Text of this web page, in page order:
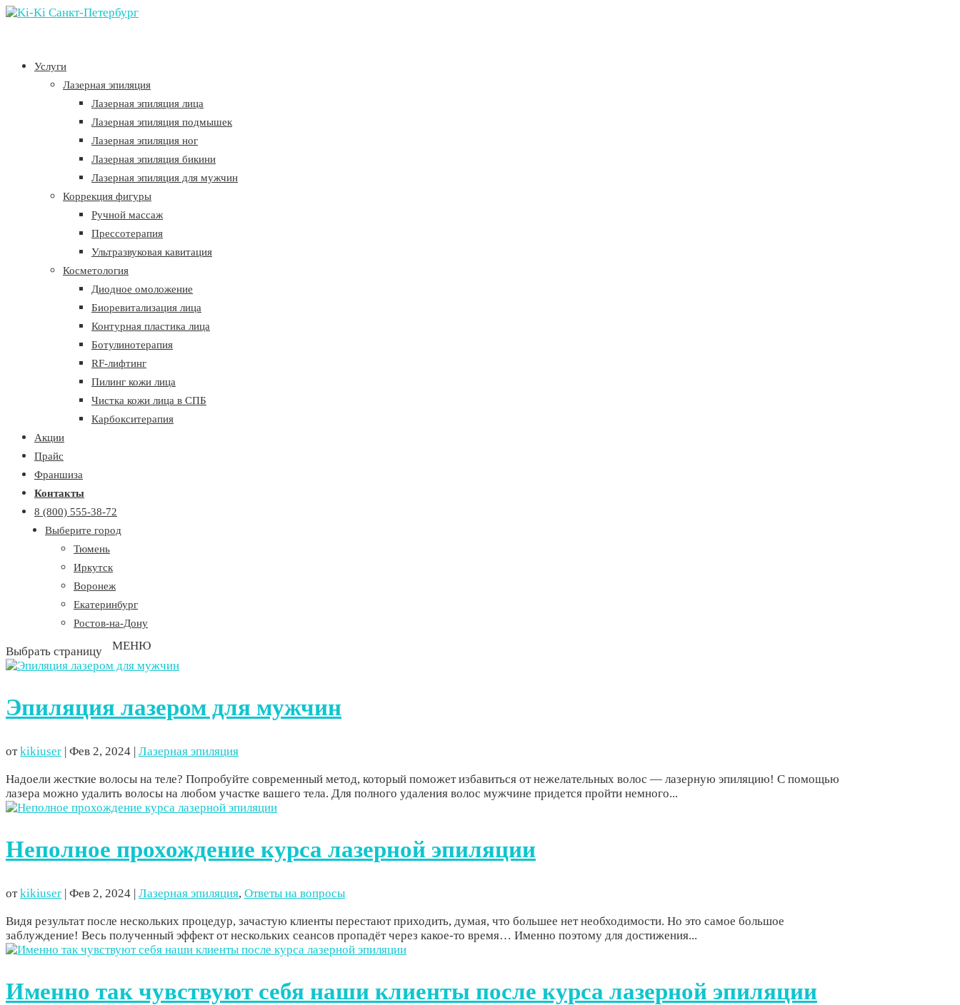
Услуги
Лазерная эпиляция
Лазерная эпиляция лица
Лазерная эпиляция подмышек
Лазерная эпиляция ног
Лазерная эпиляция бикини
Лазерная эпиляция для мужчин
Коррекция фигуры
Ручной массаж
Прессотерапия
Ультразвуковая кавитация
Косметология
Диодное омоложение
Биоревитализация лица
Контурная пластика лица
Ботулинотерапия
RF-лифтинг
Пилинг кожи лица
Чистка кожи лица в СПБ
Карбокситерапия
Акции
Прайс
Франшиза
Контакты
8 (800) 555-38-72
Выберите город
Тюмень
Иркутск
Воронеж
Екатеринбург
Ростов-на-Дону
Выбрать страницу
Эпиляция лазером для мужчин
отkikiuser | Фев 2, 2024 | Лазерная эпиляция
Надоели жесткие волосы на теле? Попробуйте современный метод, который поможет избавиться от нежелательных волос — лазерную эпиляцию! С помощью
лазера можно удалить волосы на любом участке вашего тела. Для полного удаления волос мужчине придется пройти немного...
Неполное прохождение курса лазерной эпиляции
отkikiuser | Фев 2, 2024 | Лазерная эпиляция, Ответы на вопросы
Видя результат после нескольких процедур, зачастую клиенты перестают приходить, думая, что большее нет необходимости. Но это самое большое
заблуждение! Весь полученный эффект от нескольких сеансов пропадёт через какое-то время… Именно поэтому для достижения...
Именно так чувствуют себя наши клиенты после курса лазерной эпиляции